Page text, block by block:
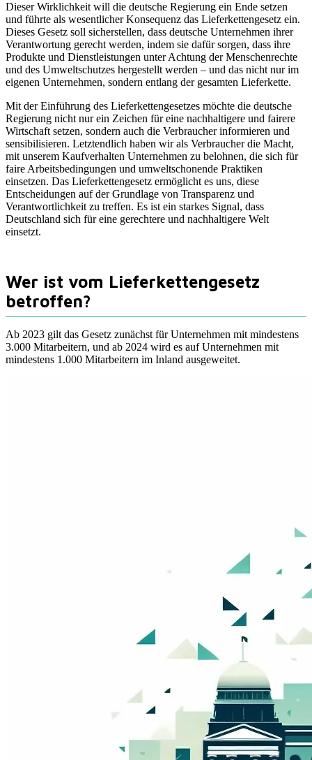
Dieser Wirklichkeit will die deutsche Regierung ein Ende setzen
und führte als wesentlicher Konsequenz das Lieferkettengesetz ein.
Dieses Gesetz soll sicherstellen, dass deutsche Unternehmen ihrer
Verantwortung gerecht werden, indem sie dafür sorgen, dass ihre
Produkte und Dienstleistungen unter Achtung der Menschenrechte
und des Umweltschutzes hergestellt werden – und das nicht nur im
eigenen Unternehmen, sondern entlang der gesamten Lieferkette.
Mit der Einführung des Lieferkettengesetzes möchte die deutsche
Regierung nicht nur ein Zeichen für eine nachhaltigere und fairere
Wirtschaft setzen, sondern auch die Verbraucher informieren und
sensibilisieren. Letztendlich haben wir als Verbraucher die Macht,
mit unserem Kaufverhalten Unternehmen zu belohnen, die sich für
faire Arbeitsbedingungen und umweltschonende Praktiken
einsetzen. Das Lieferkettengesetz ermöglicht es uns, diese
Entscheidungen auf der Grundlage von Transparenz und
Verantwortlichkeit zu treffen. Es ist ein starkes Signal, dass
Deutschland sich für eine gerechtere und nachhaltigere Welt
einsetzt.
Wer ist vom Lieferkettengesetz
betroffen?
Ab 2023 gilt das Gesetz zunächst für Unternehmen mit mindestens
3.000 Mitarbeitern, und ab 2024 wird es auf Unternehmen mit
mindestens 1.000 Mitarbeitern im Inland ausgeweitet.